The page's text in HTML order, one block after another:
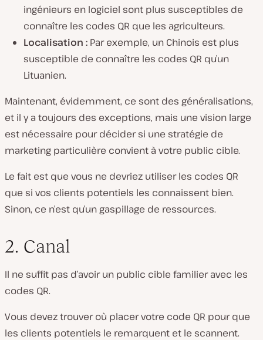
ingénieurs en logiciel sont plus susceptibles de
connaître les codes QR que les agriculteurs.
Localisation : Par exemple, un Chinois est plus
susceptible de connaître les codes QR qu’un
Lituanien.
Maintenant, évidemment, ce sont des généralisations,
et il y a toujours des exceptions, mais une vision large
est nécessaire pour décider si une stratégie de
marketing particulière convient à votre public cible.
Le fait est que vous ne devriez utiliser les codes QR
que si vos clients potentiels les connaissent bien.
Sinon, ce n’est qu’un gaspillage de ressources.
2. Canal
Il ne suffit pas d’avoir un public cible familier avec les
codes QR.
Vous devez trouver où placer votre code QR pour que
les clients potentiels le remarquent et le scannent.